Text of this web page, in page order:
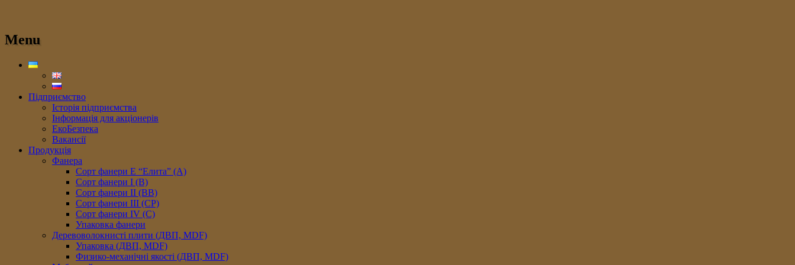
Menu
Підприємство
Історія підприємства
Інформація для акціонерів
ЕкоБезпека
Вакансії
Продукція
Фанера
Сорт фанери E “Елита” (A)
Сорт фанери I (В)
Сорт фанери II (ВB)
Сорт фанери III (CP)
Сорт фанери IV (C)
Упаковка фанери
Деревоволокнисті плити (ДВП, MDF)
Упаковка (ДВП, MDF)
Физико-механічні якості (ДВП, MDF)